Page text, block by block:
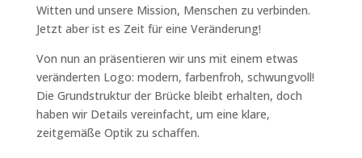
Witten und unsere Mission, Menschen zu verbinden.
Jetzt aber ist es Zeit für eine Veränderung!
Von nun an präsentieren wir uns mit einem etwas
veränderten Logo: modern, farbenfroh, schwungvoll!
Die Grundstruktur der Brücke bleibt erhalten, doch
haben wir Details vereinfacht, um eine klare,
zeitgemäße Optik zu schaffen.